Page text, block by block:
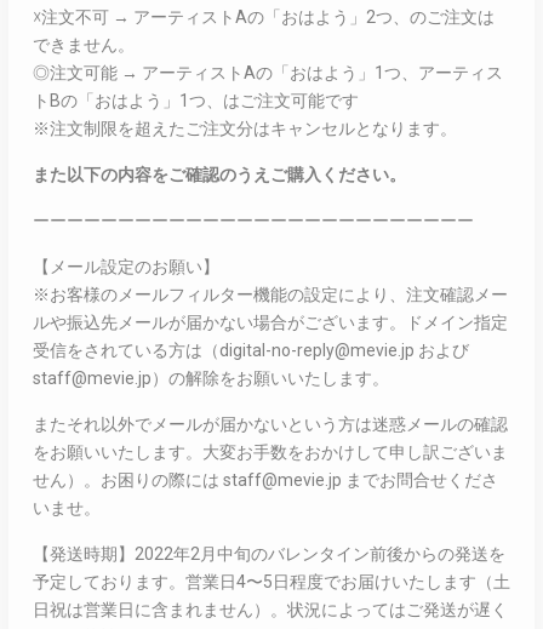
☓注文不可 → アーティストAの「おはよう」2つ、のご注文は
できません。
◎注文可能 → アーティストAの「おはよう」1つ、アーティス
トBの「おはよう」1つ、はご注文可能です
※注文制限を超えたご注文分はキャンセルとなります。
また以下の内容をご確認のうえご購入ください。
ーーーーーーーーーーーーーーーーーーーーーーーーーー
【メール設定のお願い】
※お客様のメールフィルター機能の設定により、注文確認メー
ルや振込先メールが届かない場合がございます。ドメイン指定
受信をされている方は（digital-no-reply@mevie.jp および
staff@mevie.jp）の解除をお願いいたします。
またそれ以外でメールが届かないという方は迷惑メールの確認
をお願いいたします。大変お手数をおかけして申し訳ございま
せん）。お困りの際には staff@mevie.jp までお問合せくださ
いませ。
【発送時期】2022年2月中旬のバレンタイン前後からの発送を
予定しております。営業日4〜5日程度でお届けいたします（土
日祝は営業日に含まれません）。状況によってはご発送が遅く